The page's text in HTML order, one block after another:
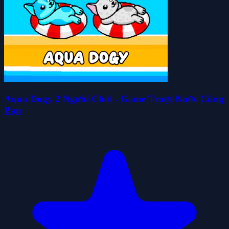
Aqua Dogy 2 Người Chơi - Game Trượt Nước Cùng
Bạn